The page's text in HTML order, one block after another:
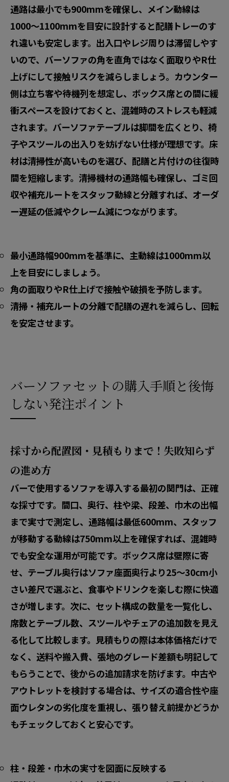
通路は最小でも900mmを確保し、メイン動線は
1000〜1100mmを目安に設計すると配膳トレーのす
れ違いも安定します。出入口やレジ周りは滞留しやす
いので、バーソファの角を直角ではなく 面取りやR仕
上げにして接触リスクを減らしましょう。カウンター
側は立ち客や待機列を想定し、ボックス席との間に緩
衝スペースを設けておくと、混雑時のストレスも軽減
されます。バーソファテーブルは脚間を広くとり、椅
子やスツールの出入りを妨げない仕様が理想です。床
材は清掃性が高いものを選び、 配膳と片付けの往復時
間を短縮します。清掃機材の通路幅も確保し、ゴミ回
収や補充ルートをスタッフ動線と分離すれば、 オーダ
ー遅延の低減やクレーム減につながります。
最小通路幅900mmを基準に、主動線は1000mm以
上を目安にしましょう。
角の面取りやR仕上げで接触や破損を予防します。
清掃・補充ルートの分離で配膳の遅れを減らし、回転
を安定させます。
バーソファセットの購入手順と後悔
しない発注ポイント
採寸から配置図・見積もりまで！失敗知らず
の進め方
バーで使用するソファを導入する最初の関門は、正確
な採寸です。間口、奥行、柱や梁、段差、巾木の出幅
まで実寸で測定し、通路幅は最低600mm、スタッフ
が移動する動線は750mm以上を確保すれば、混雑時
でも安全な運用が可能です。ボックス席は壁際に寄
せ、テーブル奥行はソファ座面奥行より25〜30cm小
さい差尺で選ぶと、食事やドリンクを楽しむ際に快適
さが増します。次に、セット構成の数量を一覧化し、
席数とテーブル数、スツールやチェアの追加数を見え
る化して比較します。見積もりの際は本体価格だけで
なく、 送料や搬入費、張地のグレード差額も明記して
もらうことで、後からの追加請求を防げます。中古や
アウトレットを検討する場合は、 サイズの適合性や座
面ウレタンの劣化度を重視し、張り替え前提かどうか
もチェックしておくと安心です。
柱・段差・巾木の実寸を図面に反映する